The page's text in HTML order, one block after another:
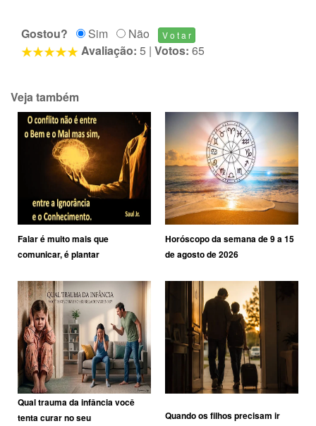
Gostou? Sim
Não
Avaliação: 5 | Votos: 65
Veja também
Falar é muito mais que
comunicar, é plantar
Horóscopo da semana de 9 a 15
de agosto de 2026
Qual trauma da infância você
tenta curar no seu
Quando os filhos precisam ir